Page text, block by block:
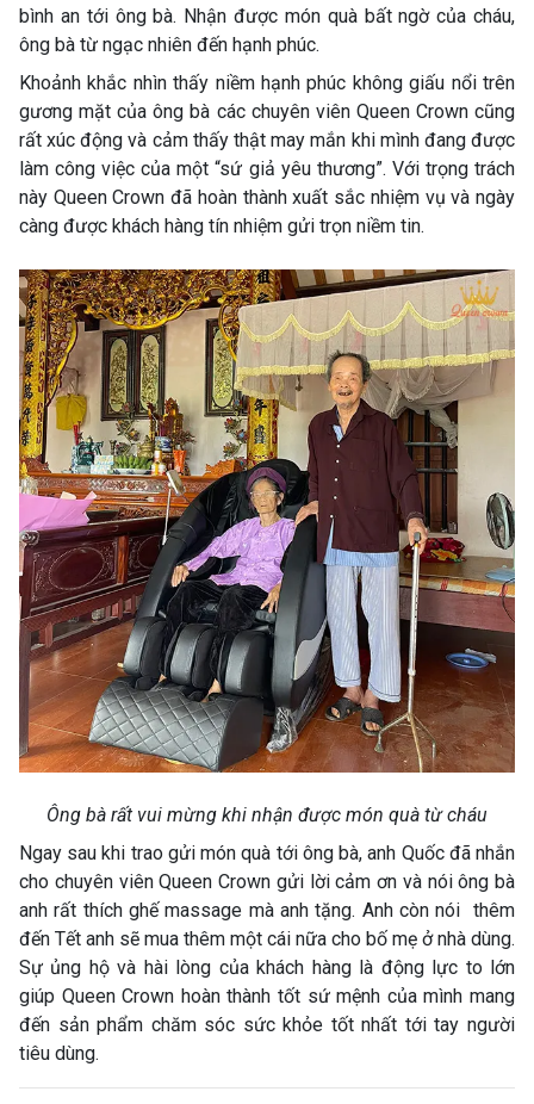
bình an tới ông bà. Nhận được món quà bất ngờ của cháu,
ông bà từ ngạc nhiên đến hạnh phúc.
Khoảnh khắc nhìn thấy niềm hạnh phúc không giấu nổi trên
gương mặt của ông bà các chuyên viên Queen Crown cũng
rất xúc động và cảm thấy thật may mắn khi mình đang được
làm công việc của một “sứ giả yêu thương”. Với trọng trách
này Queen Crown đã hoàn thành xuất sắc nhiệm vụ và ngày
càng được khách hàng tín nhiệm gửi trọn niềm tin.
Ông bà rất vui mừng khi nhận được món quà từ cháu
Ngay sau khi trao gửi món quà tới ông bà, anh Quốc đã nhắn
cho chuyên viên Queen Crown gửi lời cảm ơn và nói ông bà
anh rất thích ghế massage mà anh tặng. Anh còn nói thêm
đến Tết anh sẽ mua thêm một cái nữa cho bố mẹ ở nhà dùng.
Sự ủng hộ và hài lòng của khách hàng là động lực to lớn
giúp Queen Crown hoàn thành tốt sứ mệnh của mình mang
đến sản phẩm chăm sóc sức khỏe tốt nhất tới tay người
tiêu dùng.